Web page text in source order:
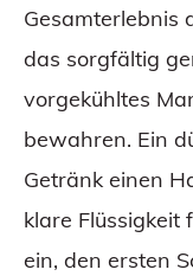
Gesamterlebnis
das sorgfältig
vorgekühltes
bewahren. Ein
Getränk einen
klare Flüssigkeit
ein, den ersten